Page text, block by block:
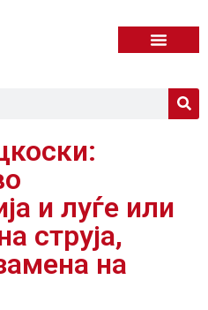
и луѓе или
струја,
на